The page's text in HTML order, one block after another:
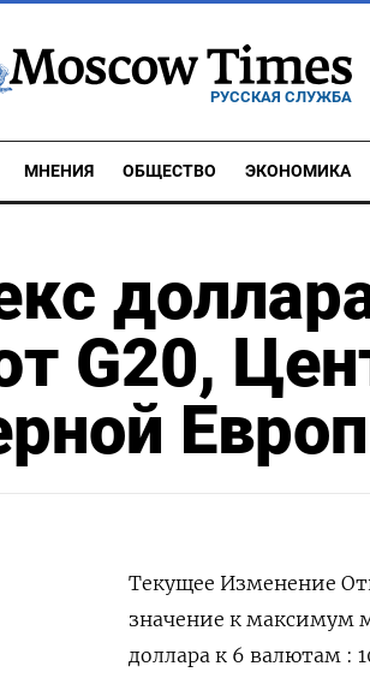
РУССКАЯ СЛУЖБА
МНЕНИЯ ОБЩЕСТВО ЭКОНОМИКА
G20,
Текущее Изменение
значение к
доллара к 6 валютам :